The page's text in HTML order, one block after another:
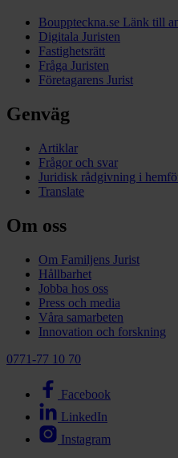
Bouppteckna.se Länk till
Digitala Juristen
Fastighetsrätt
Fråga Juristen
Företagarens Jurist
Genväg
Artiklar
Frågor och svar
Juridisk rådgivning i
Translate
Om oss
Om Familjens Jurist
Hållbarhet
Jobba hos oss
Press och media
Våra samarbeten
Innovation och forskning
0771-77 10 70
Facebook
LinkedIn
Instagram